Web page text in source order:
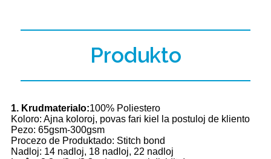
Produkto
1. Krudmaterialo:100% Poliestero
Koloro: Ajna koloroj, povas fari kiel la postuloj de kliento
Pezo: 65gsm-300gsm
Procezo de Produktado: Stitch bond
Nadloj: 14 nadloj, 18 nadloj, 22 nadloj